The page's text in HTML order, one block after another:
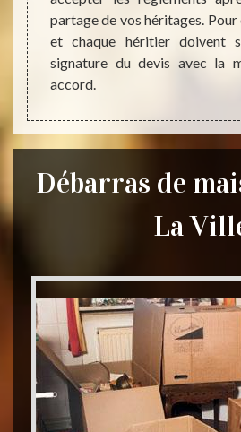
partage de vos héritages.
et chaque héritier doivent
signature du devis avec la
accord.
Débarras de
La